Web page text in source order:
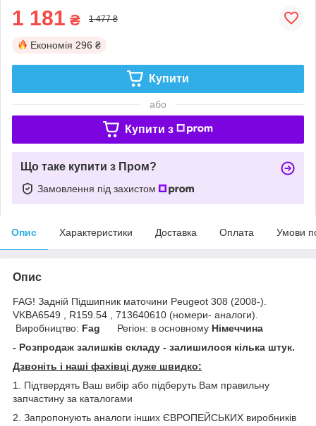
1 181 ₴ 1 477 ₴
Економія 296 ₴
Купити
або
Купити з
Що таке купити з Пром?
Замовлення під захистом
Опис Характеристики Доставка Оплата Умови
Опис
FAG! Задній Підшипник маточини Peugeot 308 (2008-).
VKBA6549 , R159.54 , 713640610 (номери- аналоги).
Виробництво: Fag Регіон: в основному Німеччина
- Розпродаж залишків складу - залишилося кілька штук.
Дзвоніть і наші фахівці дуже швидко:
1. Підтвердять Ваш вибір або підберуть Вам правильну
запчастину за каталогами
2. Запропонують аналоги інших ЄВРОПЕЙСЬКИХ виробників